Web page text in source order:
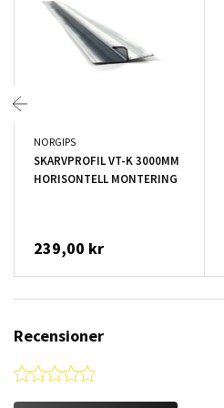
NORGIPS
SKARVPROFIL VT-K 3000MM
HORISONTELL MONTERING
239,00 kr
Recensioner
0.0 star rating